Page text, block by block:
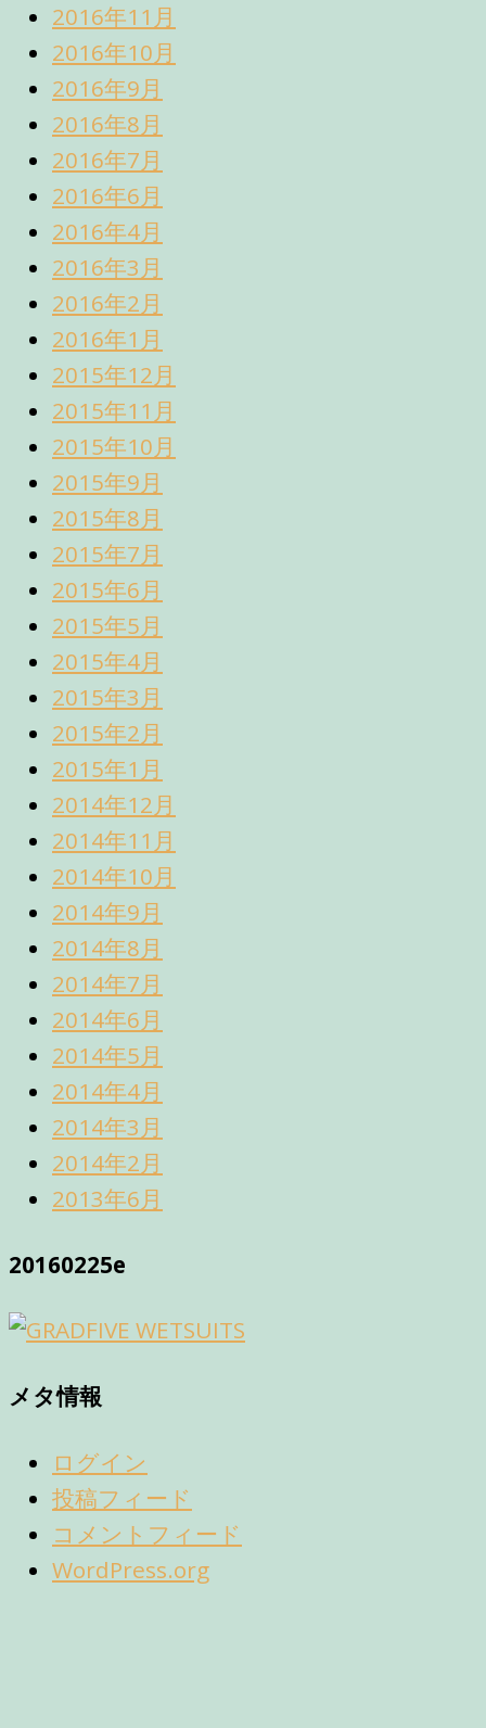
2016年11月
2016年10月
2016年9月
2016年8月
2016年7月
2016年6月
2016年4月
2016年3月
2016年2月
2016年1月
2015年12月
2015年11月
2015年10月
2015年9月
2015年8月
2015年7月
2015年6月
2015年5月
2015年4月
2015年3月
2015年2月
2015年1月
2014年12月
2014年11月
2014年10月
2014年9月
2014年8月
2014年7月
2014年6月
2014年5月
2014年4月
2014年3月
2014年2月
2013年6月
20160225e
メタ情報
ログイン
投稿フィード
コメントフィード
WordPress.org